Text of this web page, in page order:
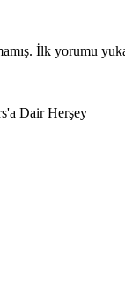
İlk yorumu
Dair Herşey